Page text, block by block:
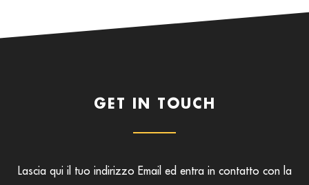
GET IN TOUCH
Lascia qui il tuo indirizzo Email ed entra in contatto con la